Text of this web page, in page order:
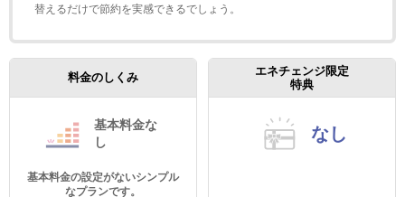
替えるだけで節約を実感できるでしょう。
料金のしくみ
基本料金な
し
基本料金の設定がないシンプル
なプランです。
エネチェンジ限定
特典
なし